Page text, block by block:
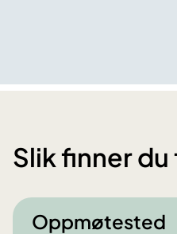
Slik finner du
Oppmøtested